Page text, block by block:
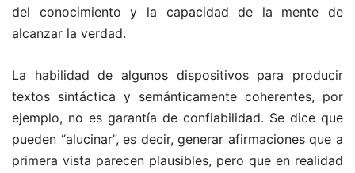
del conocimiento y la capacidad de la mente de
alcanzar la verdad.
La habilidad de algunos dispositivos para producir
textos sintáctica y semánticamente coherentes, por
ejemplo, no es garantía de confiabilidad. Se dice que
pueden “alucinar”, es decir, generar afirmaciones que a
primera vista parecen plausibles, pero que en realidad